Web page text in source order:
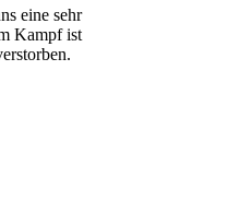
eine sehr
Kampf ist